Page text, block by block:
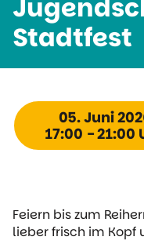
Stadtfest
05. Juni
17:00 - 21:00
Feiern bis zum
lieber frisch im Kopf